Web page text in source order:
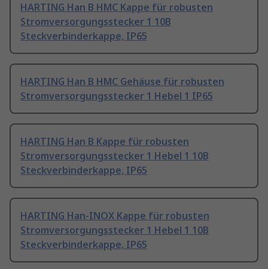
HARTING Han B HMC Kappe für robusten
Stromversorgungsstecker 1 10B
Steckverbinderkappe, IP65
HARTING Han B HMC Gehäuse für robusten
Stromversorgungsstecker 1 Hebel 1 IP65
HARTING Han B Kappe für robusten
Stromversorgungsstecker 1 Hebel 1 10B
Steckverbinderkappe, IP65
HARTING Han-INOX Kappe für robusten
Stromversorgungsstecker 1 Hebel 1 10B
Steckverbinderkappe, IP65